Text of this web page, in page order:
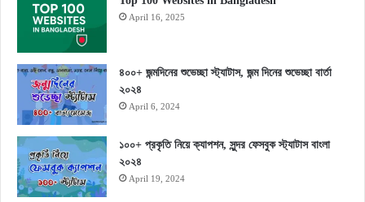
April 16, 2025
৪০০+ জন্মদিনের শুভেচ্ছা স্ট্যাটাস, জন্ম দিনের শুভেচ্ছা বার্তা
২০২৪
April 6, 2024
১০০+ প্রকৃতি নিয়ে ক্যাপশন, সুন্দর ফেসবুক স্ট্যাটাস বাংলা
২০২৪
April 19, 2024